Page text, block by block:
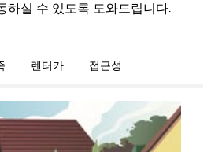
하실 수 있도록 도와드립니다.
렌터카 접근성